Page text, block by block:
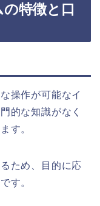
特徴と口
操作が可能なイ
的な知識がなく
す。
ため、目的に応
す。